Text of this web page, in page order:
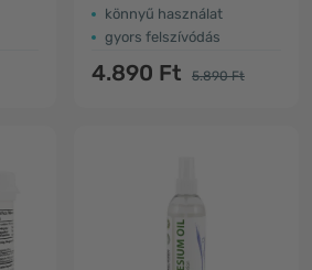
könnyű használat
gyors felszívódás
4.890 Ft 5.890 Ft